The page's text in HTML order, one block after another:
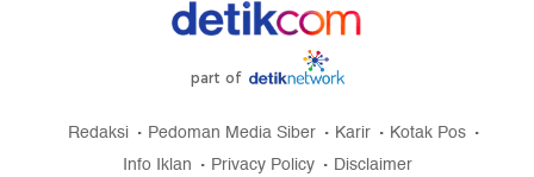
part of
Redaksi Pedoman Media Siber Karir
Kotak Pos
Info Iklan
Privacy Policy Disclaimer